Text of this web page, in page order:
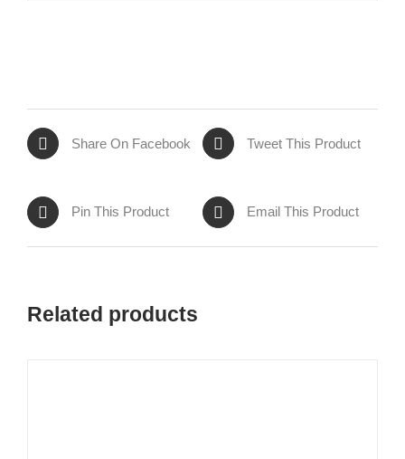
Share On Facebook Tweet This Product
Pin This Product Email This Product
Related products